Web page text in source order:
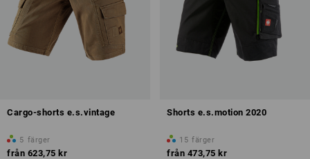
Cargo-shorts e.s.vintage
5 färger
från 623,75 kr
Shorts e.s.motion 2020
15 färger
från 473,75 kr